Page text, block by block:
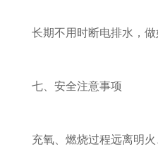
长期不用时断电排水，做
七、安全注意事项
充氧、燃烧过程远离明火